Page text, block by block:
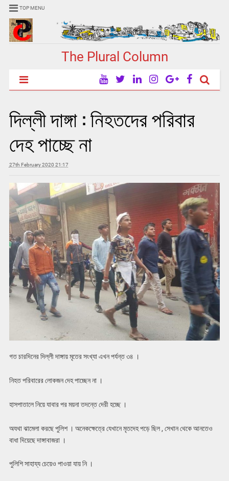
TOP MENU
The Plural Column
দিল্লী দাঙ্গা : নিহতদের পরিবার
দেহ পাচ্ছে না
27th February 2020 21:17
গত চারদিনের দিল্লী দাঙ্গায় মৃতের সংখ্যা এখন পর্যন্ত ৩৪ ।
নিহত পরিবারের লোকজন দেহ পাচ্ছেন না ।
হাসপাতালে নিয়ে যাবার পর ময়না তদন্তে দেরী হচ্ছে ।
অযথা ঝামেলা করছে পুলিশ । অনেকক্ষেত্রে যেখানে মৃতদেহ পড়ে ছিল , সেখান থেকে আনতেও
বাধা দিয়েছে দাঙ্গাবাজরা ।
পুলিশি সাহায্য চেয়েও পাওয়া যায় নি ।